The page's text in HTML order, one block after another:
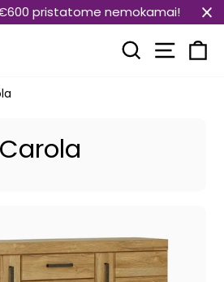
pristatome nemokamai!
Paieška